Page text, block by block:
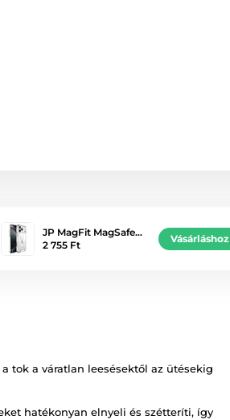
JP MagFit MagSafe…
2 755 Ft
Vásárláshoz
tok a váratlan leesésektől az ütésekig
hatékonyan elnyeli és szétteríti, így